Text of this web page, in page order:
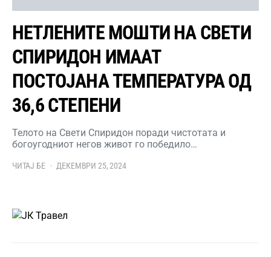
НЕТЛЕНИТЕ МОШТИ НА СВЕТИ
СПИРИДОН ИМААТ
ПОСТОЈАНА ТЕМПЕРАТУРА ОД
36,6 СТЕПЕНИ
Телото на Свети Спиридон поради чистотата и
богоугодниот негов живот го победило…
ЧИТАЈ БЕ ДЕКЕМВРИ 25, 2024